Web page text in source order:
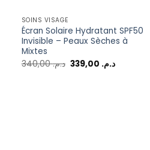
SOINS VISAGE
Écran Solaire Hydratant SPF50
Invisible – Peaux Sèches à
Mixtes
د.م.340,00 د.م.